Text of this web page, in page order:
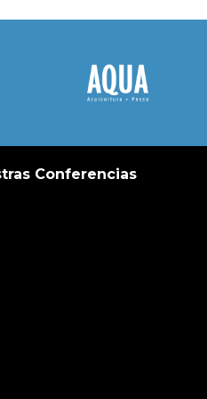
Conferencias